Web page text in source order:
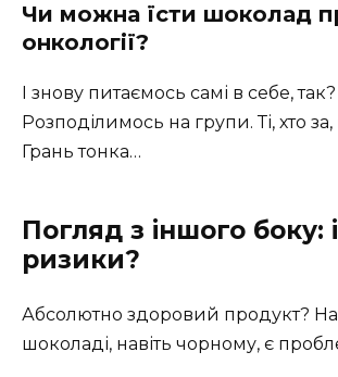
Чи можна їсти шоколад
онкології?
І знову питаємось самі в себе, так?
Розподілимось на групи. Ті, хто за,
Грань тонка…
Погляд з іншого боку:
ризики?
Абсолютно здоровий продукт?
шоколаді, навіть чорному, є